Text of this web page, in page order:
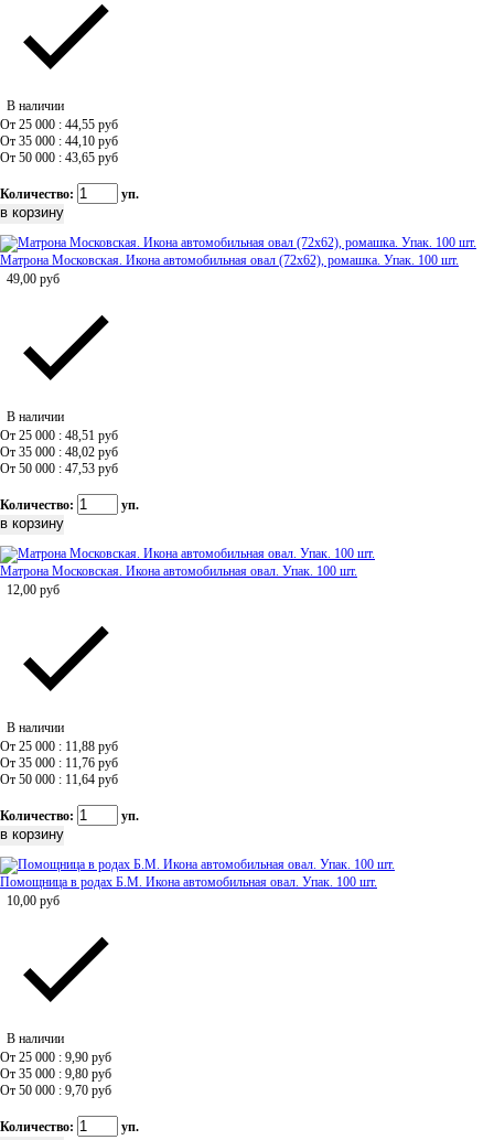
В наличии
От 25 000 : 44,55 руб
От 35 000 : 44,10 руб
От 50 000 : 43,65 руб
Количество: уп.
Матрона Московская. Икона автомобильная овал (72х62), ромашка. Упак. 100 шт.
49,00 руб
В наличии
От 25 000 : 48,51 руб
От 35 000 : 48,02 руб
От 50 000 : 47,53 руб
Количество: уп.
Матрона Московская. Икона автомобильная овал. Упак. 100 шт.
12,00 руб
В наличии
От 25 000 : 11,88 руб
От 35 000 : 11,76 руб
От 50 000 : 11,64 руб
Количество: уп.
Помощница в родах Б.М. Икона автомобильная овал. Упак. 100 шт.
10,00 руб
В наличии
От 25 000 : 9,90 руб
От 35 000 : 9,80 руб
От 50 000 : 9,70 руб
Количество: уп.